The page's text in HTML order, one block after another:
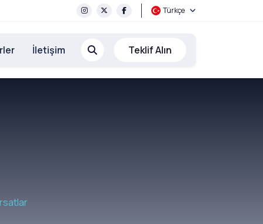
Türkçe
İletişim Teklif Alın